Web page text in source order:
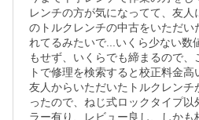
レンチの方が気になってて、友
のトルクレンチの中古をいただ
れてるみたいで...いくら少ない数
もせず、いくらでも締まるので、
トで修理を検索すると校正料金
友人からいただいたトルクレン
ったので、ねじ式ロックタイプ
ラー有り、レビュー良し、しかも